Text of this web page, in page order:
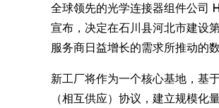
全球领先的光学连接器组件公司
宣布，决定在石川县河北市建设
服务商日益增长的需求所推动的
新工厂将作为一个核心基地，基
（相互供应）协议，建立规模